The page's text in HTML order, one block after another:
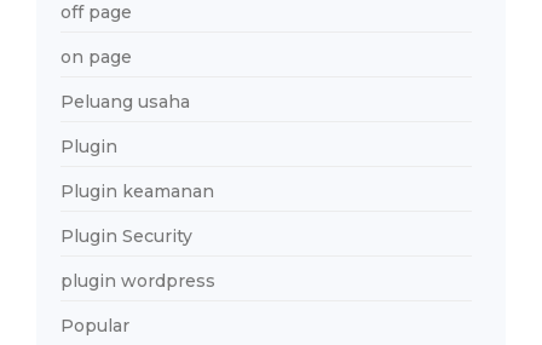
off page
on page
Peluang usaha
Plugin
Plugin keamanan
Plugin Security
plugin wordpress
Popular